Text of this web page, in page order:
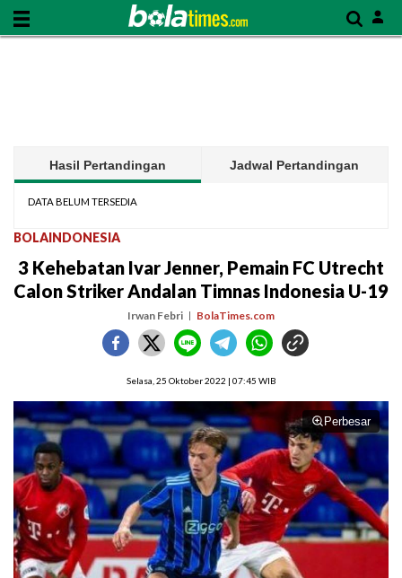
Hasil Pertandingan Jadwal Pertandingan
DATA BELUM TERSEDIA
BOLAINDONESIA
3 Kehebatan Ivar Jenner, Pemain FC Utrecht
Calon Striker Andalan Timnas Indonesia U-19
Irwan Febri BolaTimes.com
Selasa, 25 Oktober 2022 | 07:45 WIB
Perbesar